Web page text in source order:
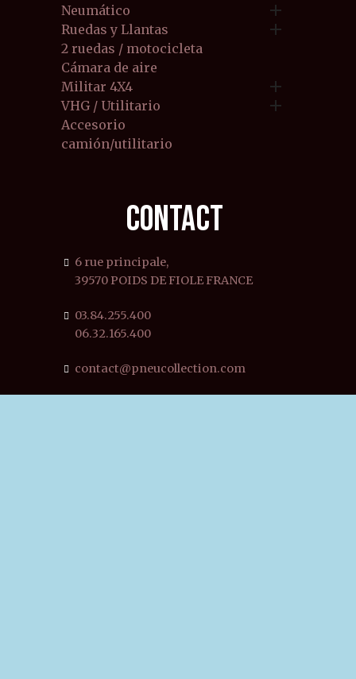
Neumático 
Ruedas y Llantas 
2 ruedas / motocicleta
Cámara de aire
Militar 4X4

VHG / Utilitario 
Accesorio
camión/utilitario
CONTACT
6 rue principale,
39570 POIDS DE FIOLE FRANCE
03.84.255.400
06.32.165.400
contact@pneucollection.com